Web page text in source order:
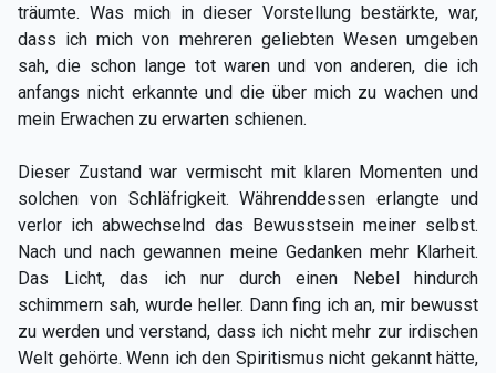
träumte. Was mich in dieser Vorstellung bestärkte, war,
dass ich mich von mehreren geliebten Wesen umgeben
sah, die schon lange tot waren und von anderen, die ich
anfangs nicht erkannte und die über mich zu wachen und
mein Erwachen zu erwarten schienen.
Dieser Zustand war vermischt mit klaren Momenten und
solchen von Schläfrigkeit. Währenddessen erlangte und
verlor ich abwechselnd das Bewusstsein meiner selbst.
Nach und nach gewannen meine Gedanken mehr Klarheit.
Das Licht, das ich nur durch einen Nebel hindurch
schimmern sah, wurde heller. Dann fing ich an, mir bewusst
zu werden und verstand, dass ich nicht mehr zur irdischen
Welt gehörte. Wenn ich den Spiritismus nicht gekannt hätte,